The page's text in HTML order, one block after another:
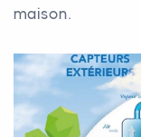
maison.